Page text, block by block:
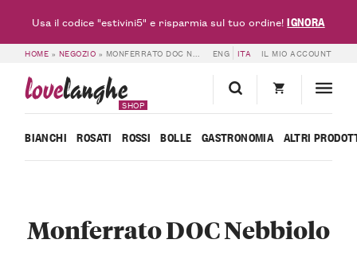
HOME » NEGOZIO » MONFERRATO DOC NEBBIOLO ENG ITA IL MIO ACCOUNT
lovelanghe
SHOP
BIANCHI ROSATI ROSSI BOLLE GASTRONOMIA ALTRI
Monferrato DOC Nebbiolo
Usa il codice "estivini5" e risparmia sul tuo ordine!IGNORA